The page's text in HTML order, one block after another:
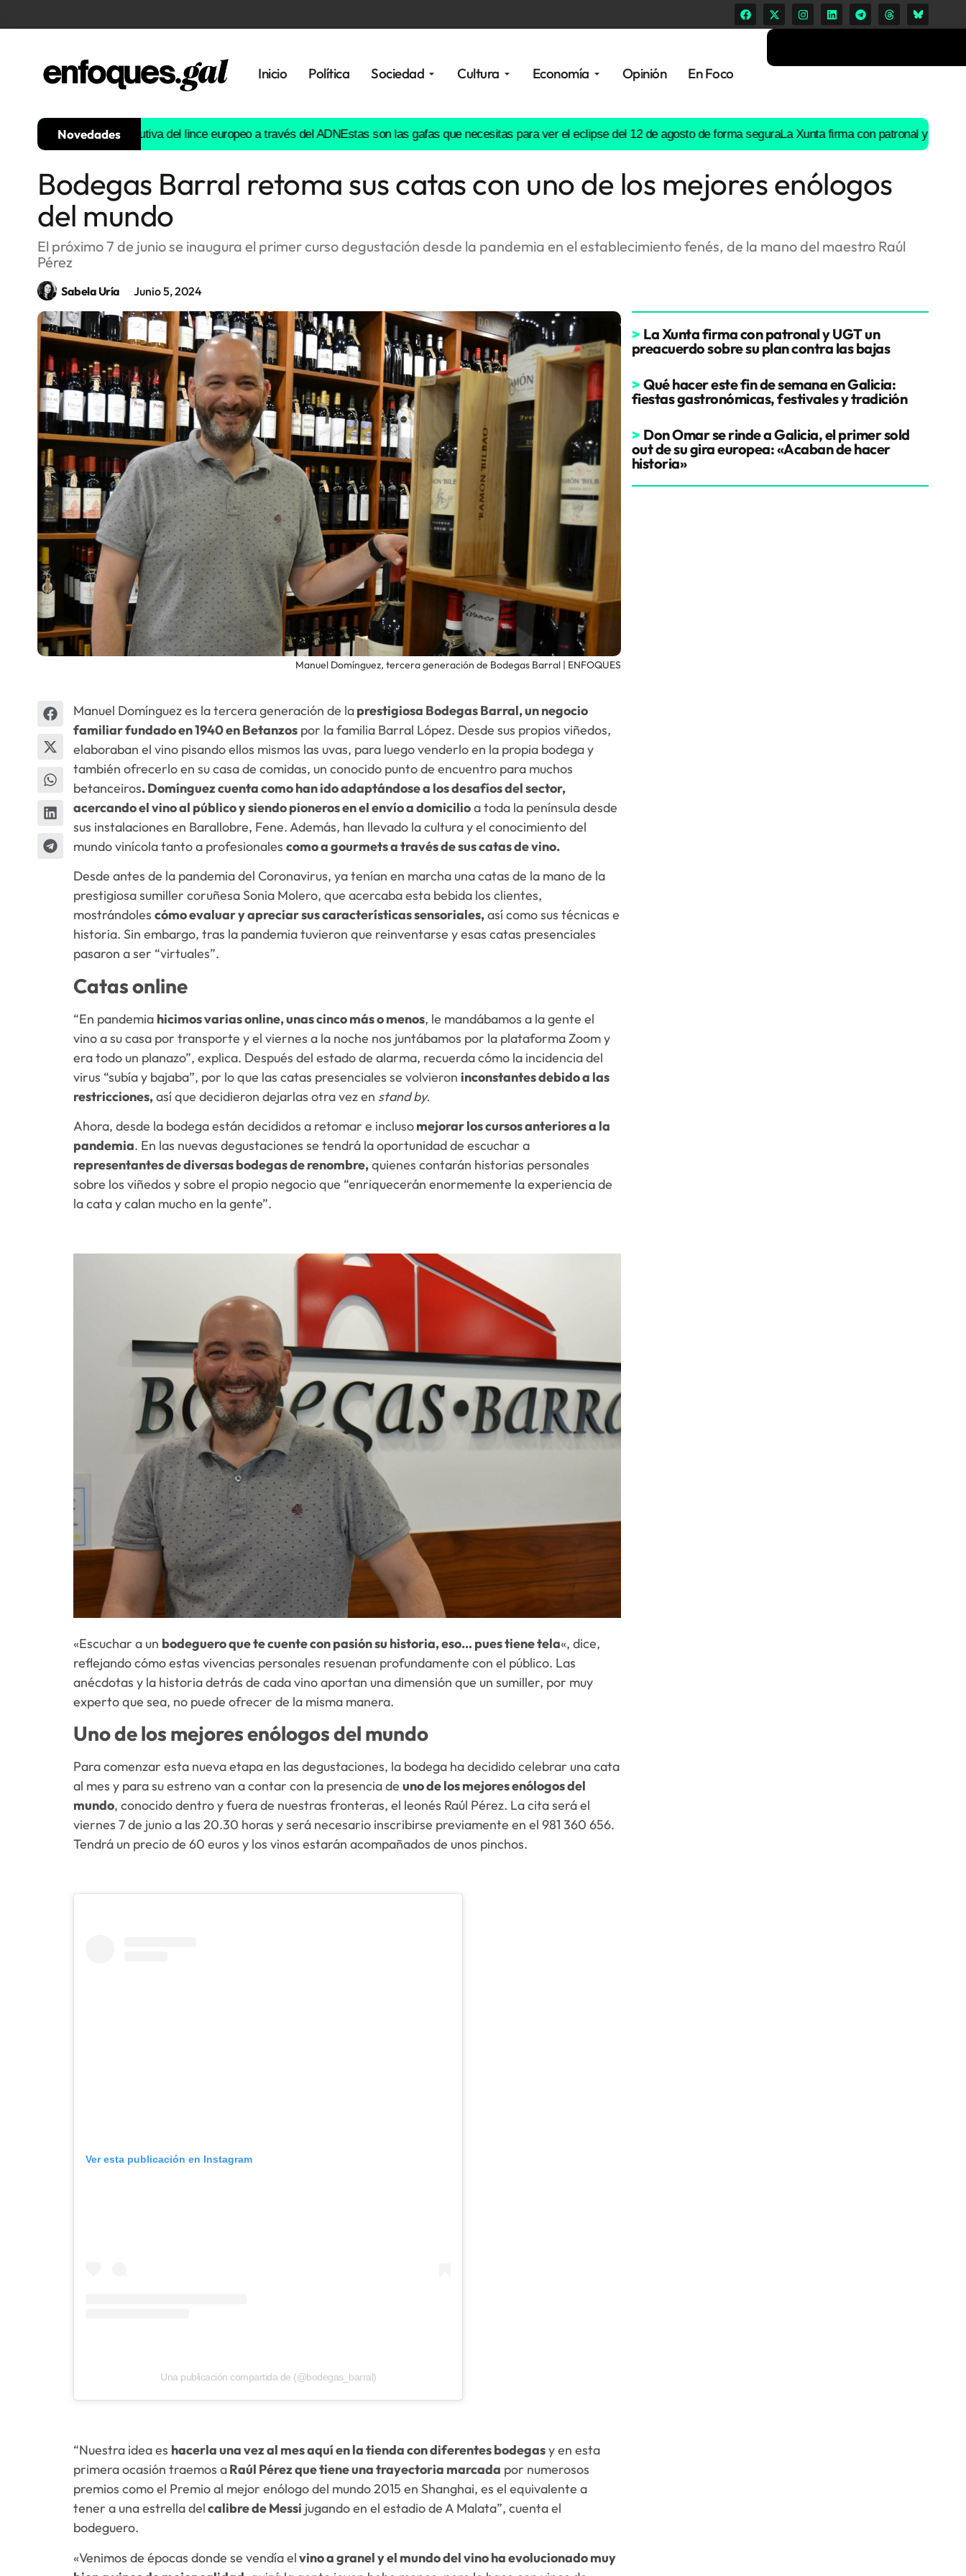
Inicio Política Sociedad Cultura Economía Opinión En Foco
Tendencias
Memoria
Histórica
Gastronomía
Escenarios
Sostenibilidad
Innova
Novedades
la historia evolutiva del lince europeo a través del ADNEstas son las gafas que necesitas para ver el eclipse del 12 de agosto de forma seguraLa Xunta firma con patronal y UGT un
Bodegas Barral retoma sus catas con uno de los mejores enólogos
del mundo
El próximo 7 de junio se inaugura el primer curso degustación desde la pandemia en el establecimiento fenés, de la mano del maestro Raúl
Pérez
Sabela Uría Junio 5, 2024
Manuel Domínguez, tercera generación de Bodegas Barral | ENFOQUES
Manuel Domínguez es la tercera generación de laprestigiosa Bodegas Barral, un negocio
familiar fundado en 1940 en Betanzos por la familia Barral López. Desde sus propios viñedos,
elaboraban el vino pisando ellos mismos las uvas, para luego venderlo en la propia bodega y
también ofrecerlo en su casa de comidas, un conocido punto de encuentro para muchos
betanceiros. Domínguez cuenta como han ido adaptándose a los desafíos del sector,
acercando el vino al público y siendo pioneros en el envío a domicilioa toda la península desde
sus instalaciones en Barallobre, Fene. Además, han llevado la cultura y el conocimiento del
mundo vinícola tanto a profesionalescomo a gourmets a través de sus catas de vino.
Desde antes de la pandemia del Coronavirus, ya tenían en marcha una catas de la mano de la
prestigiosa sumiller coruñesa Sonia Molero, que acercaba esta bebida los clientes,
mostrándolescómo evaluar y apreciar sus características sensoriales,así como sus técnicas e
historia. Sin embargo, tras la pandemia tuvieron que reinventarse y esas catas presenciales
pasaron a ser “virtuales”.
Catas online
“En pandemia hicimos varias online, unas cinco más o menos, le mandábamos a la gente el
vino a su casa por transporte y el viernes a la noche nos juntábamos por la plataforma Zoom y
era todo un planazo”, explica. Después del estado de alarma, recuerda cómo la incidencia del
virus “subía y bajaba”, por lo que las catas presenciales se volvieron inconstantes debido a las
restricciones,así que decidieron dejarlas otra vez en stand by.
Ahora, desde la bodega están decididos a retomar e inclusomejorar los cursos anteriores a la
pandemia. En las nuevas degustaciones se tendrá la oportunidad de escuchar a
representantes de diversas bodegas de renombre,quienes contarán historias personales
sobre los viñedos y sobre el propio negocio que “enriquecerán enormemente la experiencia de
la cata y calan mucho en la gente”.
«Escuchar a un bodeguero que te cuente con pasión su historia, eso… pues tiene tela«, dice,
reflejando cómo estas vivencias personales resuenan profundamente con el público. Las
anécdotas y la historia detrás de cada vino aportan una dimensión que un sumiller, por muy
experto que sea, no puede ofrecer de la misma manera.
Uno de los mejores enólogos del mundo
Para comenzar esta nueva etapa en las degustaciones, la bodega ha decidido celebrar una cata
al mes y para su estreno van a contar con la presencia deuno de los mejores enólogos del
mundo, conocido dentro y fuera de nuestras fronteras, el leonés Raúl Pérez. La cita será el
viernes 7 de junio a las 20.30 horas y será necesario inscribirse previamente en el 981 360 656.
Tendrá un precio de 60 euros y los vinos estarán acompañados de unos pinchos.
Ver esta publicación en Instagram
Una publicación compartida de (@bodegas_barral)
“Nuestra idea es hacerla una vez al mes aquí en la tienda con diferentes bodegasy en esta
primera ocasión traemos aRaúl Pérez que tiene una trayectoria marcada por numerosos
premios como el Premio al mejor enólogo del mundo 2015 en Shanghai, es el equivalente a
tener a una estrella delcalibre de Messi jugando en el estadio de A Malata”, cuenta el
bodeguero.
«Venimos de épocas donde se vendía elvino a granel y el mundo del vino ha evolucionado muy
> La Xunta firma con patronal y UGT un
preacuerdo sobre su plan contra las bajas
> Qué hacer este fin de semana en Galicia:
fiestas gastronómicas, festivales y tradición
> Don Omar se rinde a Galicia, el primer sold
out de su gira europea: «Acaban de hacer
historia»